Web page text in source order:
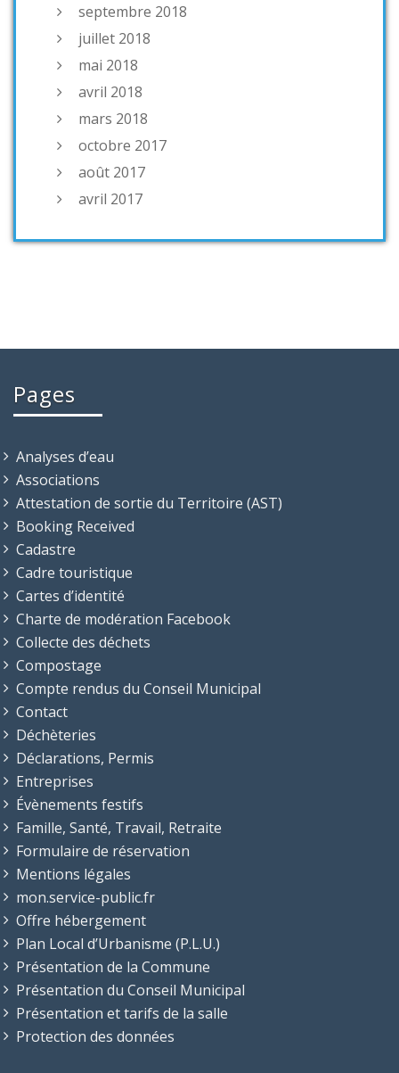
septembre 2018
juillet 2018
mai 2018
avril 2018
mars 2018
octobre 2017
août 2017
avril 2017
Pages
Analyses d’eau
Associations
Attestation de sortie du Territoire (AST)
Booking Received
Cadastre
Cadre touristique
Cartes d’identité
Charte de modération Facebook
Collecte des déchets
Compostage
Compte rendus du Conseil Municipal
Contact
Déchèteries
Déclarations, Permis
Entreprises
Évènements festifs
Famille, Santé, Travail, Retraite
Formulaire de réservation
Mentions légales
mon.service-public.fr
Offre hébergement
Plan Local d’Urbanisme (P.L.U.)
Présentation de la Commune
Présentation du Conseil Municipal
Présentation et tarifs de la salle
Protection des données